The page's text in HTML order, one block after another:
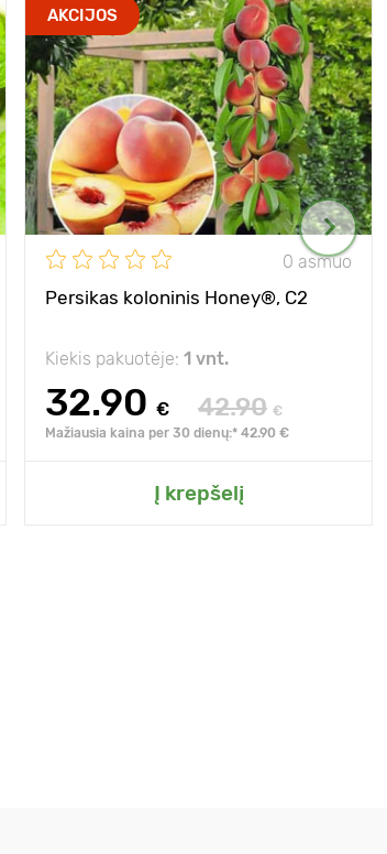
AKCIJOS
0 asmuo
Persikas koloninis Honey®, C2
Kiekis pakuotėje: 1 vnt.
32.90 € 42.90 €
Mažiausia kaina per 30 dienų:* 42.90 €
Į krepšelį